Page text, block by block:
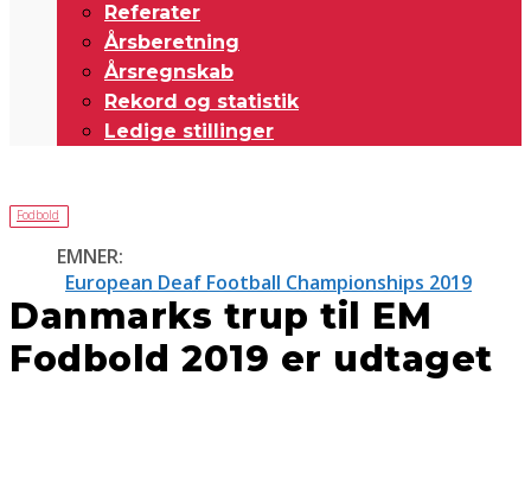
Referater
Årsberetning
Årsregnskab
Rekord og statistik
Ledige stillinger
Fodbold
EMNER:
European Deaf Football Championships 2019
Danmarks trup til EM
Fodbold 2019 er udtaget